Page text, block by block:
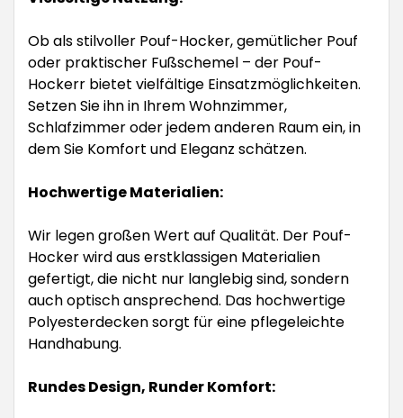
Ob als stilvoller Pouf-Hocker, gemütlicher Pouf
oder praktischer Fußschemel – der Pouf-
Hockerr bietet vielfältige Einsatzmöglichkeiten.
Setzen Sie ihn in Ihrem Wohnzimmer,
Schlafzimmer oder jedem anderen Raum ein, in
dem Sie Komfort und Eleganz schätzen.
Hochwertige Materialien:
Wir legen großen Wert auf Qualität. Der Pouf-
Hocker wird aus erstklassigen Materialien
gefertigt, die nicht nur langlebig sind, sondern
auch optisch ansprechend. Das hochwertige
Polyesterdecken sorgt für eine pflegeleichte
Handhabung.
Rundes Design, Runder Komfort: